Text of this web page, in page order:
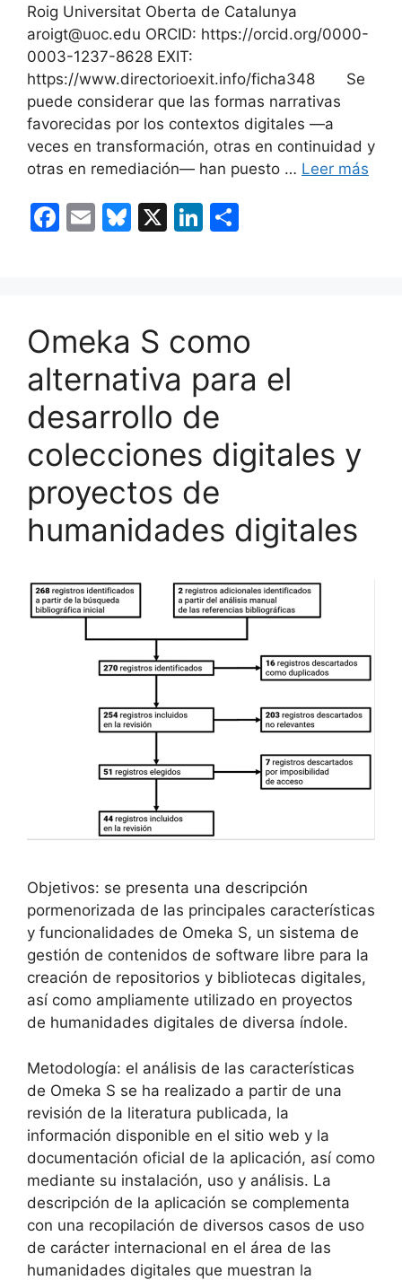
Roig Universitat Oberta de Catalunya
aroigt@uoc.edu ORCID: https://orcid.org/0000-
0003-1237-8628 EXIT:
https://www.directorioexit.info/ficha348 Se
puede considerar que las formas narrativas
favorecidas por los contextos digitales —a
veces en transformación, otras en continuidad y
otras en remediación— han puesto … Leer más
F
b
o
o
k
E
Bl
k
y
X
Li
dI
n
ar
tir
Omeka S como
alternativa para el
desarrollo de
colecciones digitales y
proyectos de
humanidades digitales
Objetivos: se presenta una descripción
pormenorizada de las principales características
y funcionalidades de Omeka S, un sistema de
gestión de contenidos de software libre para la
creación de repositorios y bibliotecas digitales,
así como ampliamente utilizado en proyectos
de humanidades digitales de diversa índole.
Metodología: el análisis de las características
de Omeka S se ha realizado a partir de una
revisión de la literatura publicada, la
información disponible en el sitio web y la
documentación oficial de la aplicación, así como
mediante su instalación, uso y análisis. La
descripción de la aplicación se complementa
con una recopilación de diversos casos de uso
de carácter internacional en el área de las
humanidades digitales que muestran la